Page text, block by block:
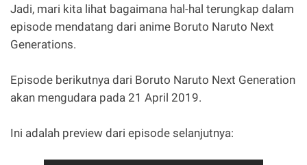
Jadi, mari kita lihat bagaimana hal-hal terungkap dalam
episode mendatang dari anime Boruto Naruto Next
Generations.
Episode berikutnya dari Boruto Naruto Next Generation
akan mengudara pada 21 April 2019.
Ini adalah preview dari episode selanjutnya: